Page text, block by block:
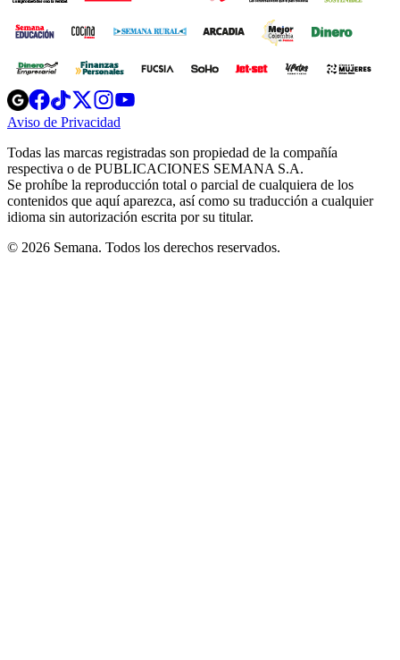
Opens
in
new
Opens
in
new
Opens
in
new
window
Opens
new
windowwindow
Aviso de Privacidad
new
window
Todas las marcas registradas son propiedad de la compañía
respectiva o de PUBLICACIONES SEMANA S.A.
Se prohíbe la reproducción total o parcial de cualquiera de los
contenidos que aquí aparezca, así como su traducción a cualquier
idioma sin autorización escrita por su titular.
© 2026 Semana. Todos los derechos reservados.